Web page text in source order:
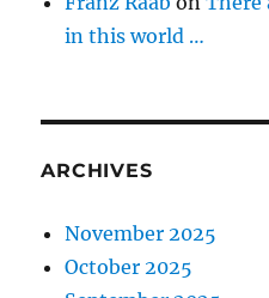
in this world …
ARCHIVES
November 2025
October 2025